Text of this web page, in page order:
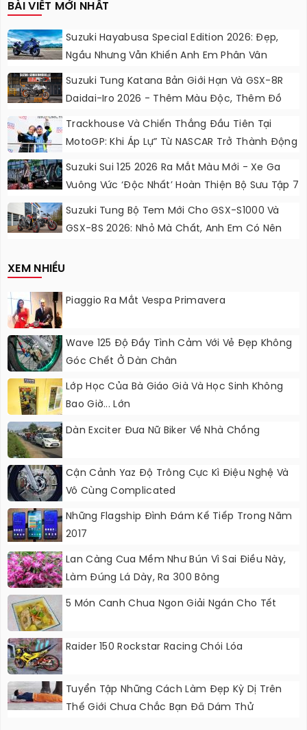
BÀI VIẾT MỚI NHẤT
Suzuki Hayabusa Special Edition 2026: Đẹp,
Ngầu Nhưng Vẫn Khiến Anh Em Phân Vân
Suzuki Tung Katana Bản Giới Hạn Và GSX-8R
Daidai-Iro 2026 - Thêm Màu Độc, Thêm Đồ
Chơi, Thêm Cá Tính
Trackhouse Và Chiến Thắng Đầu Tiên Tại
MotoGP: Khi Áp Lự” Từ NASCAR Trở Thành Động
Lực Ngọt Ngào
Suzuki Sui 125 2026 Ra Mắt Màu Mới - Xe Ga
Vuông Vức ‘độc Nhất’ Hoàn Thiện Bộ Sưu Tập 7
Sắc Cầu Vồng
Suzuki Tung Bộ Tem Mới Cho GSX-S1000 Và
GSX-8S 2026: Nhỏ Mà Chất, Anh Em Có Nên
XEM NHIỀU
Piaggio Ra Mắt Vespa Primavera
Wave 125 Độ Đầy Tình Cảm Với Vẻ Đẹp Không
Góc Chết Ở Dàn Chân
Lớp Học Của Bà Giáo Già Và Học Sinh Không
Bao Giờ... Lớn
Dàn Exciter Đưa Nữ Biker Về Nhà Chồng
Cận Cảnh Yaz Độ Trông Cực Kì Điệu Nghệ Và
Vô Cùng Complicated
Những Flagship Đình Đám Kế Tiếp Trong Năm
2017
Lan Càng Cua Mềm Như Bún Vì Sai Điều Này,
Làm Đúng Lá Dày, Ra 300 Bông
5 Món Canh Chua Ngon Giải Ngán Cho Tết
Raider 150 Rockstar Racing Chói Lóa
Tuyển Tập Những Cách Làm Đẹp Kỳ Dị Trên
Thế Giới Chưa Chắc Bạn Đã Dám Thử